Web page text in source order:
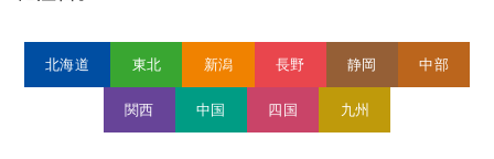
北海道 東北 新潟 長野 静岡 中部
関西 中国 四国 九州